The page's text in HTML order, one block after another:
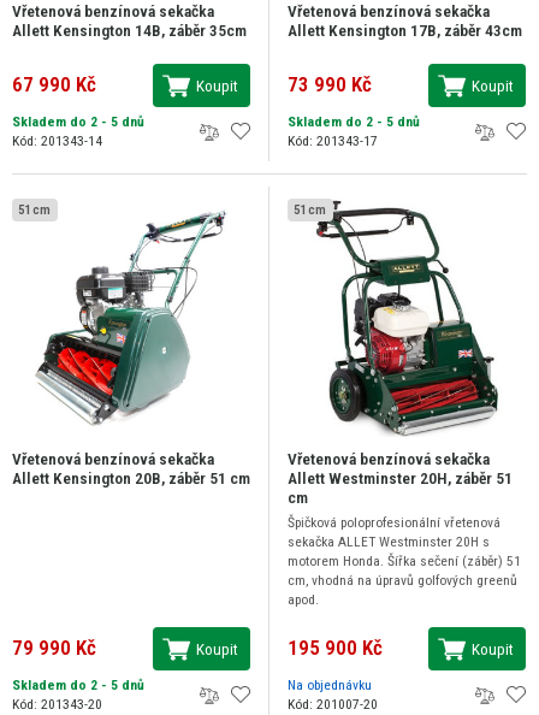
Vřetenová benzínová sekačka
Allett Kensington 14B, záběr 35cm
67 990 Kč Koupit
Skladem do 2 - 5 dnů
Kód: 201343-14
Vřetenová benzínová sekačka
Allett Kensington 17B, záběr 43cm
73 990 Kč Koupit
Skladem do 2 - 5 dnů
Kód: 201343-17
51 cm
Vřetenová benzínová sekačka
Allett Kensington 20B, záběr 51 cm
79 990 Kč Koupit
Skladem do 2 - 5 dnů
Kód: 201343-20
51 cm
Vřetenová benzínová sekačka
Allett Westminster 20H, záběr 51
cm
Špičková poloprofesionální vřetenová
sekačka ALLET Westminster 20H s
motorem Honda. Šířka sečení (záběr) 51
cm, vhodná na úpravů golfových greenů
apod.
195 900 Kč Koupit
Na objednávku
Kód: 201007-20